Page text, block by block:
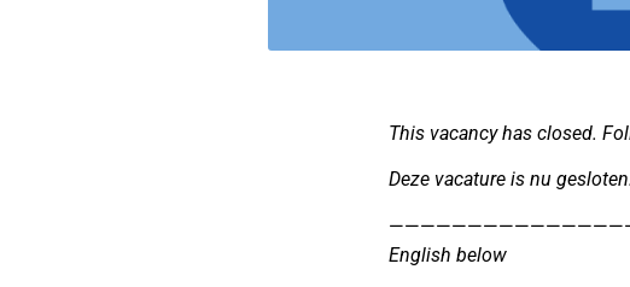
This vacancy has closed.
Deze vacature is nu
English below